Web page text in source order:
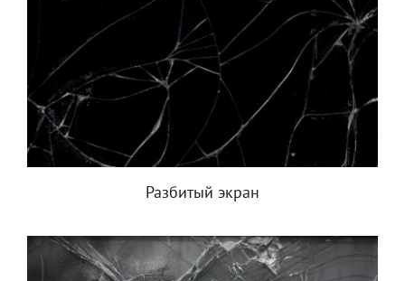
Разбитый экран